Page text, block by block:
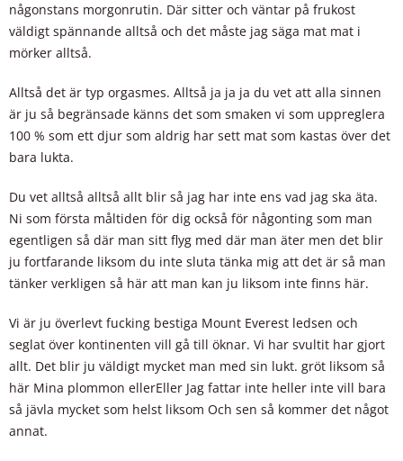
någonstans morgonrutin. Där sitter och väntar på frukost
väldigt spännande alltså och det måste jag säga mat mat i
mörker alltså.
Alltså det är typ orgasmes. Alltså ja ja ja du vet att alla sinnen
är ju så begränsade känns det som smaken vi som uppreglera
100 % som ett djur som aldrig har sett mat som kastas över det
bara lukta.
Du vet alltså alltså allt blir så jag har inte ens vad jag ska äta.
Ni som första måltiden för dig också för någonting som man
egentligen så där man sitt flyg med där man äter men det blir
ju fortfarande liksom du inte sluta tänka mig att det är så man
tänker verkligen så här att man kan ju liksom inte finns här.
Vi är ju överlevt fucking bestiga Mount Everest ledsen och
seglat över kontinenten vill gå till öknar. Vi har svultit har gjort
allt. Det blir ju väldigt mycket man med sin lukt. gröt liksom så
här Mina plommon ellerEller Jag fattar inte heller inte vill bara
så jävla mycket som helst liksom Och sen så kommer det något
annat.